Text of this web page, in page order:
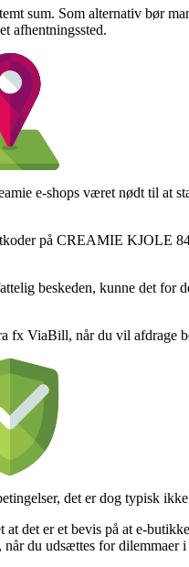
sum. Som alternativ bør
afhentningssted.
e-shops været nødt til at
på CREAMIE KJOLE
beskeden, kunne det
fx ViaBill, når du vil afdrage
det er dog typisk
det er et bevis på at e-
du udsættes for dilemmaer